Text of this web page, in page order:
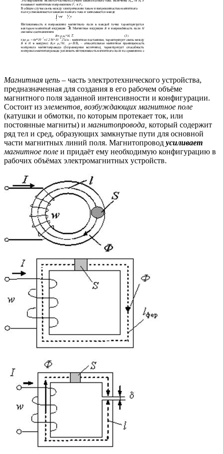
Магнитная цепь – часть электротехнического устройства,
предназначенная для создания в его рабочем объёме
магнитного поля заданной интенсивности и конфигурации.
Состоит из элементов, возбуждающих магнитное поле
(катушки и обмотки, по которым протекает ток, или
постоянные магниты) и магнитопровода, который содержит
ряд тел и сред, образующих замкнутые пути для основной
части магнитных линий поля. Магнитопровод усиливает
магнитное поле и придаёт ему необходимую конфигурацию в
рабочих объёмах электромагнитных устройств.